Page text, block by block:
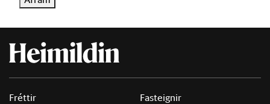
Fréttir
Fasteignir